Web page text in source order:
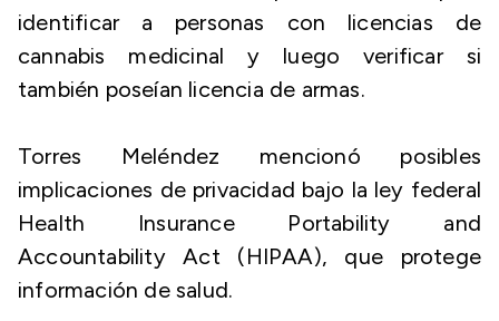
identificar a personas con licencias de
cannabis medicinal y luego verificar si
también poseían licencia de armas.
Torres Meléndez mencionó posibles
implicaciones de privacidad bajo la ley federal
Health Insurance Portability and
Accountability Act (HIPAA), que protege
información de salud.